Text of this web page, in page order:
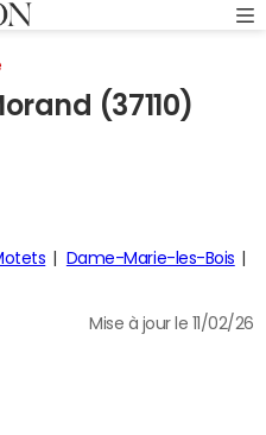
(37110)
Dame-Marie-les-Bois
Mise à jour le 11/02/26